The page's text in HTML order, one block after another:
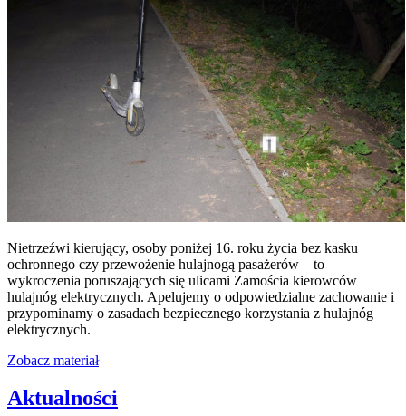
Nietrzeźwi kierujący, osoby poniżej 16. roku życia bez kasku
ochronnego czy przewożenie hulajnogą pasażerów – to
wykroczenia poruszających się ulicami Zamościa kierowców
hulajnóg elektrycznych. Apelujemy o odpowiedzialne zachowanie i
przypominamy o zasadach bezpiecznego korzystania z hulajnóg
elektrycznych.
Zobacz materiał
Aktualności